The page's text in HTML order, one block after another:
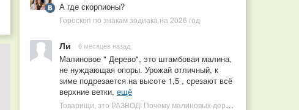
А где скорпионы?
Гороскоп по знакам зодиака на 2026 год
Ли 6 месяцев назад
Малиновое " Дерево", это штамбовая малина,
не нуждающая опоры. Урожай отличный, к
зиме подрезается на высоте 1,5 , срезают всё
верхние ветки, ещё
Товарищи, это РАЗВОД! Почему малиновых деревьев не бывает, или Как ушлые продавцы наживаются на мечтах садоводов